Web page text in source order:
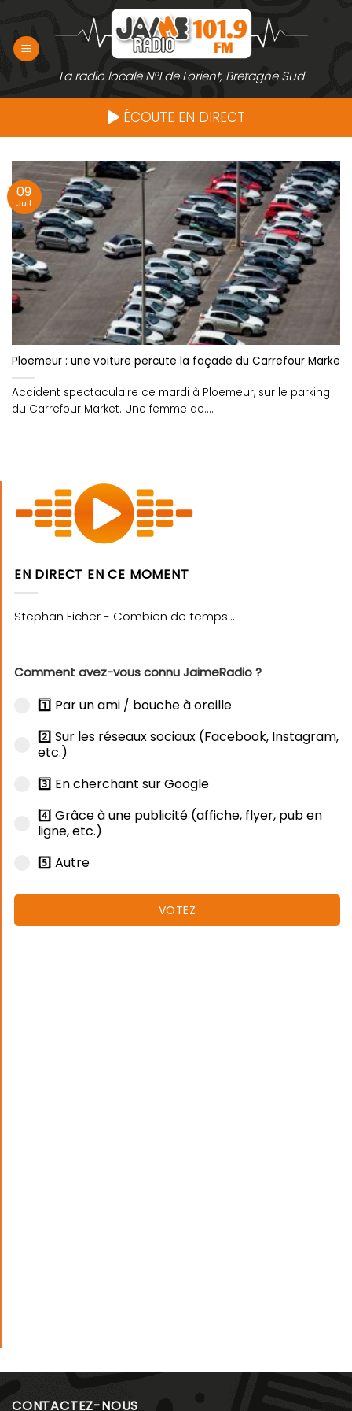
contenu
La radio locale N°1 de Lorient, Bretagne Sud
ÉCOUTE EN DIRECT
Ploemeur : une voiture percute la façade du Carrefour Market
Accident spectaculaire ce mardi à Ploemeur, sur le parking
du Carrefour Market. Une femme de....
09
Juil
EN DIRECT EN CE MOMENT
Comment avez-vous connu JaimeRadio ?
1️⃣ Par un ami / bouche à oreille
2️⃣ Sur les réseaux sociaux (Facebook, Instagram,
etc.)
3️⃣ En cherchant sur Google
4️⃣ Grâce à une publicité (affiche, flyer, pub en
ligne, etc.)
5️⃣ Autre
VOTEZ
CONTACTEZ-NOUS